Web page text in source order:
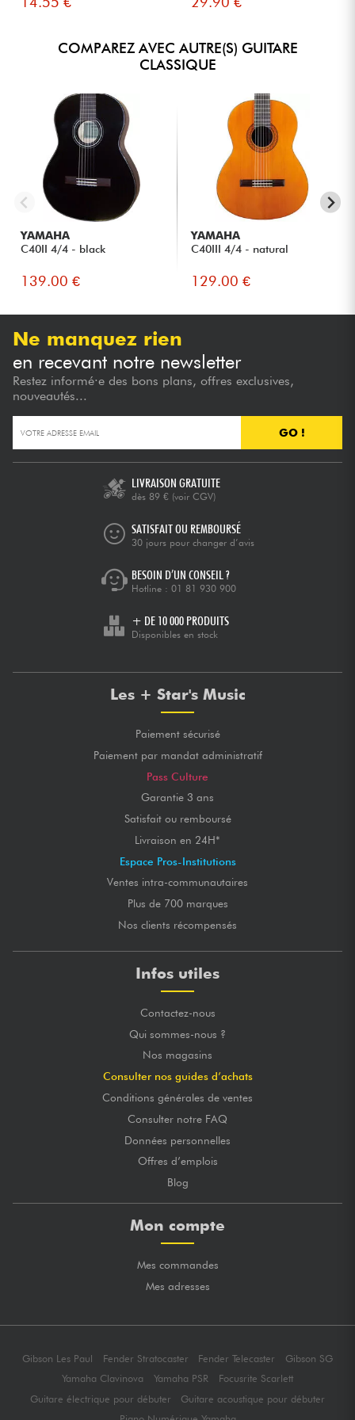
idéale pour une personne qui débute
NOTE GLOBALE ★★ ★★ ★
★★ ★★ ★
QUALITÉ DE LUTHERIE
★★★★★
★★★★★
★
★
COMPAREZ AVEC AUTRE(S) GUITARE
CLASSIQUE
YAMAHA
C40II 4/4 - black
139.00 €
YAMAHA
C40III 4/4 - natural
129.00 €
Ne manquez rien
en recevant notre newsletter
Restez informé·e des bons plans, offres exclusives,
nouveautés...
GO !
LIVRAISON GRATUITE
dès 89 € (voir CGV)
SATISFAIT OU REMBOURSÉ
30 jours pour changer d’avis
BESOIN D’UN CONSEIL ?
Hotline : 01 81 930 900
+ DE 10 000 PRODUITS
Disponibles en stock
Les + Star's Music
Paiement sécurisé
Paiement par mandat administratif
Pass Culture
Garantie 3 ans
Satisfait ou remboursé
Livraison en 24H*
Espace Pros-Institutions
Ventes intra-communautaires
Plus de 700 marques
Nos clients récompensés
Infos utiles
Contactez-nous
Qui sommes-nous ?
Nos magasins
Consulter nos guides d’achats
Conditions générales de ventes
Consulter notre FAQ
Données personnelles
Offres d’emplois
Blog
Mon compte
Mes commandes
Mes adresses
Gibson Les Paul Fender Stratocaster Fender Telecaster
Gibson SG
Yamaha Clavinova
Yamaha PSR
Focusrite Scarlett
Guitare électrique pour débuter
Guitare acoustique pour débuter